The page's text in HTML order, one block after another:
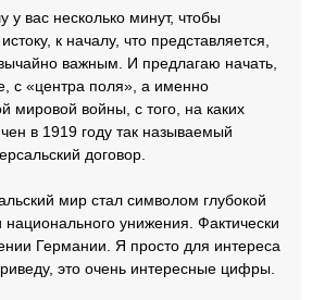
у вас несколько минут, чтобы
к началу, что представляется,
важным. И предлагаю начать,
с «центра поля», а именно
мировой войны, с того, на каких
в 1919 году так называемый
договор.
мир стал символом глубокой
национального унижения. Фактически
Германии. Я просто для интереса
это очень интересные цифры.